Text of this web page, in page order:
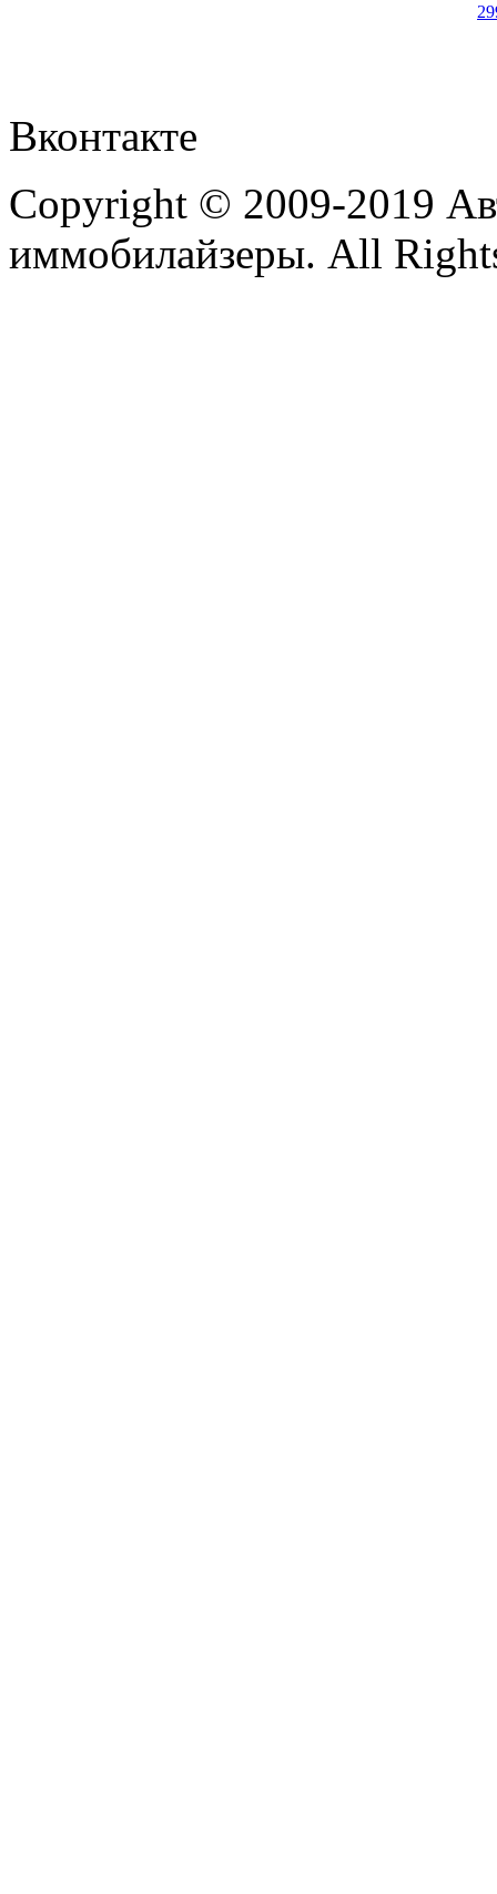
Вконтакте
Copyright © 2009-2019
иммобилайзеры. All